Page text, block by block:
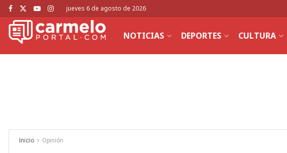
jueves 6 de agosto de 2026
NOTICIAS DEPORTES CULTURA
Inicio Opinión